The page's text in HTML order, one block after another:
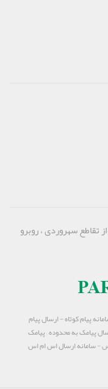
سهروردی ، روبرو
پیام کوتاه - ارسال پیام
پیامک به محدوده – پیامک
سامانه ارسال اس ام اس